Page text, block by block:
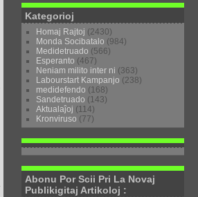
Kategorioj
Homaj Rajtoj (2430)
Monda Socibatalo (984)
Medidetruado (566)
Esperanto (467)
Neniam milito inter ni (363)
Labourstart Kampanjo (238)
medidefendo (168)
Sandetruado (143)
Aktualaĵoj (114)
Kronviruso (77)
Abonu Por Scii Pri La Novaj
Publikigitaj Artikoloj :